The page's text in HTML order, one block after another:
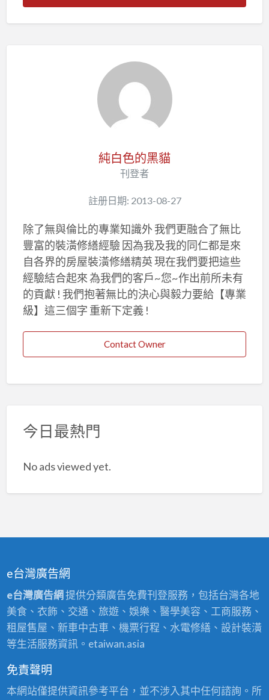
純白色的黑貓
刊登者
註册日期: 2013-08-27
除了無與倫比的專業知識外 我們更融合了無比
豐富的裝潢修繕經驗 因為我及我的同仁都是來
自各界的房屋裝潢修繕精英 現在我們要把這些
經驗結合起來 為我們的客戶~您~作出前所未有
的貢獻 ! 我們抱著無比的決心與毅力要給【專業
級】這三個字 重新下定義 !
Contact Owner
今日最熱門
No ads viewed yet.
e台灣廣告網
e台灣廣告網 提供分類廣告免費刊登服務，包括台灣各地
美食、衣飾、交通、旅遊、娛樂、醫學美容、工商服務、
租屋售屋、新車中古車、機票行程、水電修繕、設計裝潢
等生活服務資訊。etaiwan.asia
免責聲明
本網站僅提供資訊參考平台，並不涉入其中任何諮詢。所